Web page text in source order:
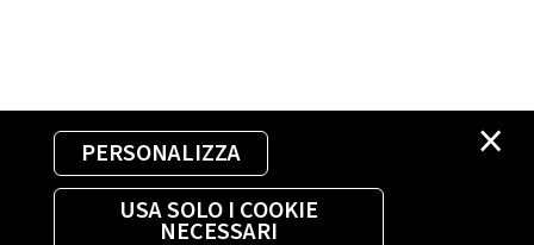
×
PERSONALIZZA
USA SOLO I COOKIE
NECESSARI